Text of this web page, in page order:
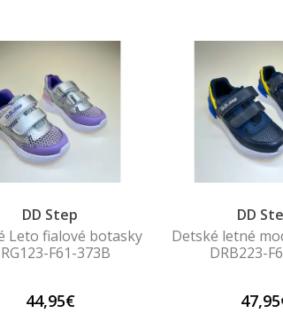
DD Step
Leto fialové botasky
F61-373B
44,95€
DD
Detské letné
DRB223-